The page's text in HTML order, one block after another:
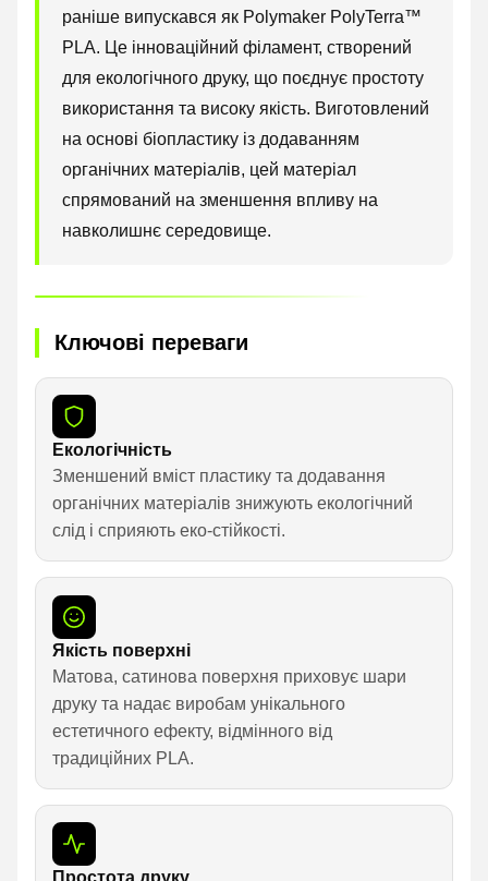
раніше випускався як Polymaker PolyTerra™
PLA. Це інноваційний філамент, створений
для екологічного друку, що поєднує простоту
використання та високу якість. Виготовлений
на основі біопластику із додаванням
органічних матеріалів, цей матеріал
спрямований на зменшення впливу на
навколишнє середовище.
Ключові переваги
Екологічність
Зменшений вміст пластику та додавання
органічних матеріалів знижують екологічний
слід і сприяють еко-стійкості.
Якість поверхні
Матова, сатинова поверхня приховує шари
друку та надає виробам унікального
естетичного ефекту, відмінного від
традиційних PLA.